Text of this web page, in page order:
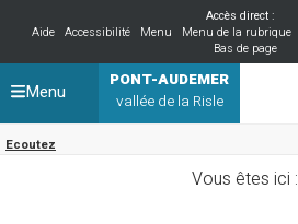
Accès direct :
Aide
Accessibilité Menu Menu de la rubrique
Bas de page
PONT-AUDEMER
vallée de la Risle
Ecoutez
Menu
Vous êtes ici :